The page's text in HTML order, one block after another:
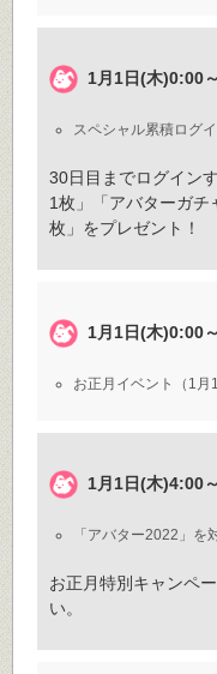
1月1日(木)0:00
スペシャル累積ログ
30日目までログイン
1枚」「アバターガ
枚」をプレゼント！
1月1日(木)0:00～
お正月イベント（1月
1月1日(木)4:00
「アバター2022」を
お正月特別キャンペ
い。